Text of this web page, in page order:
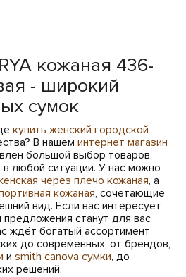
кожаная 436-
- широкий
сумок
купить женский городской
В нашем интернет магазин
большой выбор товаров,
любой ситуации. У нас можно
через плечо кожаная, а
кожаная, сочетающие
вид. Если вас интересует
предложения станут для вас
ждёт богатый ассортимент
до современных, от брендов,
и smith canova сумки, до
решений.